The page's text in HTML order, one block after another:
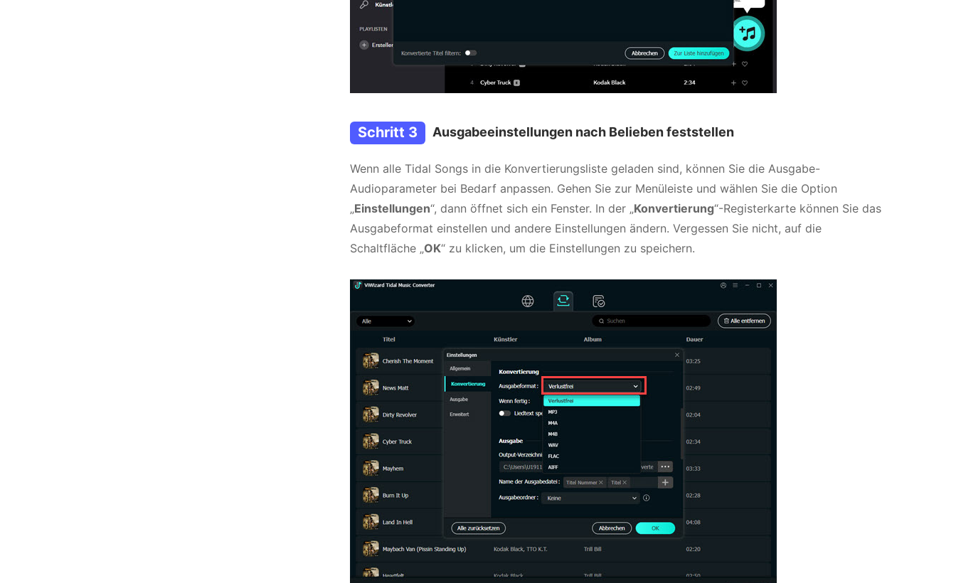
Schritt 3 Ausgabeeinstellungen nach Belieben feststellen
Wenn alle Tidal Songs in die Konvertierungsliste geladen sind, können Sie die Ausgabe-
Audioparameter bei Bedarf anpassen. Gehen Sie zur Menüleiste und wählen Sie die Option
„Einstellungen“, dann öffnet sich ein Fenster. In der „Konvertierung“-Registerkarte können Sie das
Ausgabeformat einstellen und andere Einstellungen ändern. Vergessen Sie nicht, auf die
Schaltfläche „OK“ zu klicken, um die Einstellungen zu speichern.